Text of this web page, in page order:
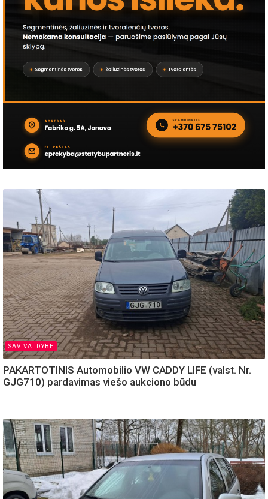
SAVIVALDYBE
PAKARTOTINIS Automobilio VW CADDY LIFE (valst. Nr.
GJG710) pardavimas viešo aukciono būdu